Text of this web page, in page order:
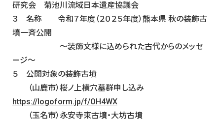
研究会 菊池川流域日本遺産協議会
３ 名称 令和７年度（２０２５年度）熊本県 秋の装飾古
墳一斉公開
～装飾文様に込められた古代からのメッセ
ージ～
５ 公開対象の装飾古墳
（山鹿市）桜ノ上横穴墓群申し込み
https://logoform.jp/f/OH4WX
（玉名市）永安寺東古墳・大坊古墳